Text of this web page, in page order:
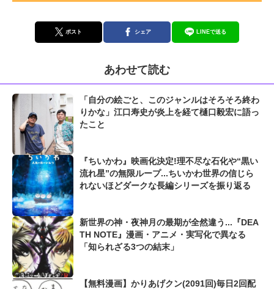
ポスト シェア LINEで送る
あわせて読む
「自分の絵ごと、このジャンルはそろそろ終わ
りかな」江口寿史が炎上を経て樋口毅宏に語っ
たこと
『ちいかわ』映画化決定!理不尽な石化や“黒い
流れ星”の無限ループ...ちいかわ世界の信じら
れないほどダークな長編シリーズを振り返る
新世界の神・夜神月の最期が全然違う...『DEA
TH NOTE』漫画・アニメ・実写化で異なる
「知られざる3つの結末」
【無料漫画】かりあげクン(2091回)毎日2回配